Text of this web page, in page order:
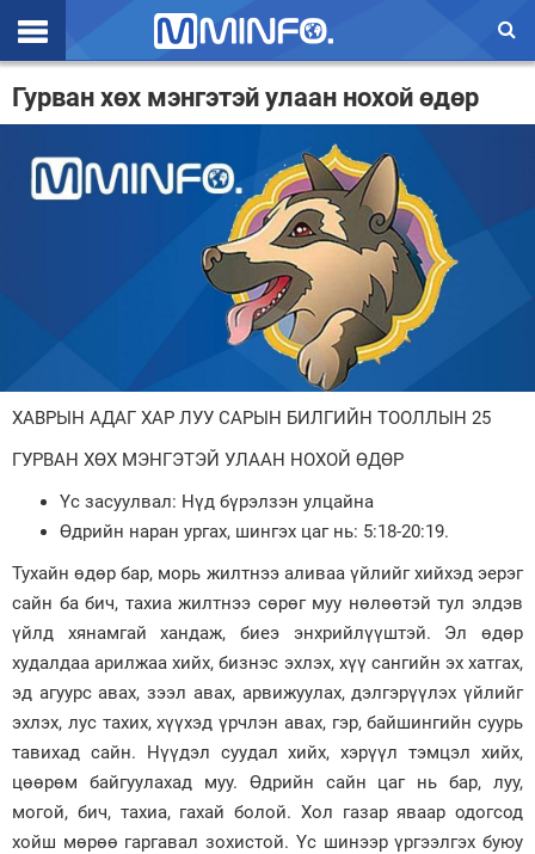
Эхлэл
Валют ханш
Нийгэм
Энтертайнмэнт
Зурхай
Гурван хөх мэнгэтэй улаан нохой өдөр
ХАВРЫН АДАГ ХАР ЛУУ САРЫН БИЛГИЙН ТООЛЛЫН 25
ГУРВАН ХӨХ МЭНГЭТЭЙ УЛААН НОХОЙ ӨДӨР
Үс засуулвал: Нүд бүрэлзэн улцайна
Өдрийн наран ургах, шингэх цаг нь: 5:18-20:19.
Тухайн өдөр бар, морь жилтнээ аливаа үйлийг хийхэд эерэг
сайн ба бич, тахиа жилтнээ сөрөг муу нөлөөтэй тул элдэв
үйлд хянамгай хандаж, биеэ энхрийлүүштэй. Эл өдөр
худалдаа арилжаа хийх, бизнэс эхлэх, хүү сангийн эх хатгах,
эд агуурс авах, зээл авах, арвижуулах, дэлгэрүүлэх үйлийг
эхлэх, лус тахих, хүүхэд үрчлэн авах, гэр, байшингийн суурь
тавихад сайн. Нүүдэл суудал хийх, хэрүүл тэмцэл хийх,
цөөрөм байгуулахад муу. Өдрийн сайн цаг нь бар, луу,
могой, бич, тахиа, гахай болой. Хол газар яваар одогсод
хойш мөрөө гаргавал зохистой. Үс шинээр үргээлгэх буюу